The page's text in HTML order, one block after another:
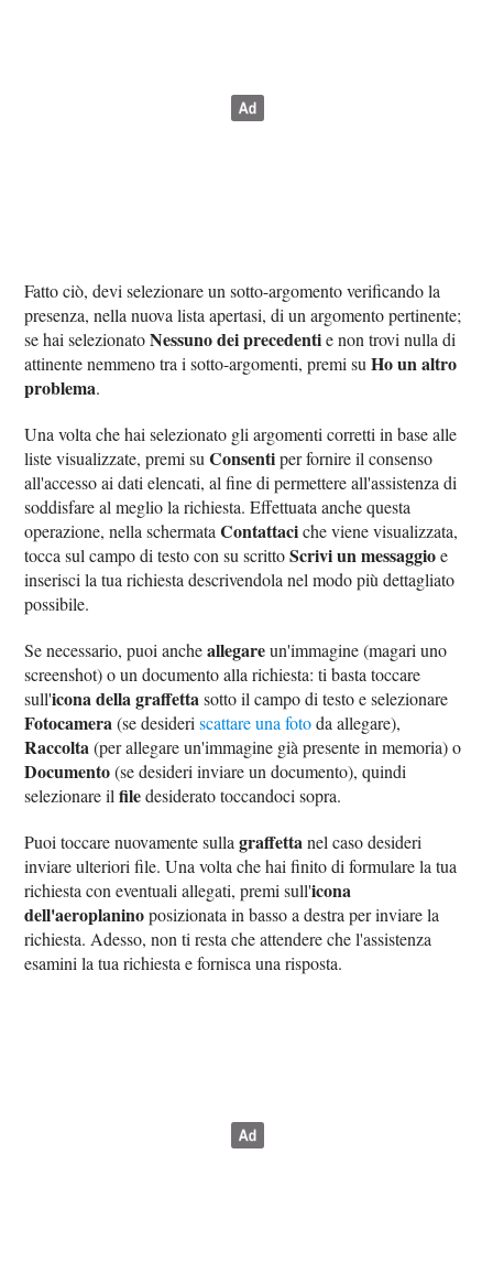
Fatto ciò, devi selezionare un sotto-argomento verificando la
presenza, nella nuova lista apertasi, di un argomento pertinente;
se hai selezionatoNessuno dei precedentie non trovi nulla di
attinente nemmeno tra i sotto-argomenti, premi suHo un altro
problema.
Una volta che hai selezionato gli argomenti corretti in base alle
liste visualizzate, premi suConsentiper fornire il consenso
all'accesso ai dati elencati, al fine di permettere all'assistenza di
soddisfare al meglio la richiesta. Effettuata anche questa
operazione, nella schermataContattaciche viene visualizzata,
tocca sul campo di testo con su scrittoScrivi un messaggioe
inserisci la tua richiesta descrivendola nel modo più dettagliato
possibile.
Se necessario, puoi ancheallegareun'immagine (magari uno
screenshot) o un documento alla richiesta: ti basta toccare
sull'icona della graffettasotto il campo di testo e selezionare
Fotocamera(se desideriscattare una fotoda allegare),
Raccolta(per allegare un'immagine già presente in memoria) o
Documento(se desideri inviare un documento), quindi
selezionare ilfiledesiderato toccandoci sopra.
Puoi toccare nuovamente sullagraffettanel caso desideri
inviare ulteriori file. Una volta che hai finito di formulare la tua
richiesta con eventuali allegati, premi sull'icona
dell'aeroplaninoposizionata in basso a destra per inviare la
richiesta. Adesso, non ti resta che attendere che l'assistenza
esamini la tua richiesta e fornisca una risposta.